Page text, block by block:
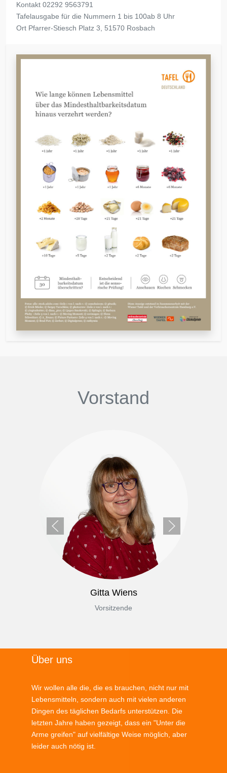
Kontakt 02292 9563791
Tafelausgabe für die Nummern 1 bis 100ab 8 Uhr
Ort Pfarrer-Stiesch Platz 3, 51570 Rosbach
Vorstand
Gitta Wiens
Vorsitzende
Über uns
Wir wollen alle die, die es brauchen, nicht nur mit
Lebensmitteln, sondern auch mit vielen anderen
Dingen des täglichen Bedarfs unterstützen. Die
letzten Jahre haben gezeigt, dass ein "Unter die
Arme greifen" auf vielfältige Weise möglich, aber
leider auch nötig ist.